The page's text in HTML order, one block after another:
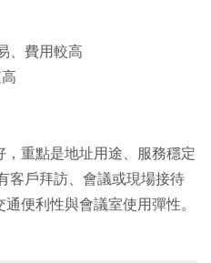
、費用較高
重點是地址用途、服務穩定
客戶拜訪、會議或現場接待
便利性與會議室使用彈性。